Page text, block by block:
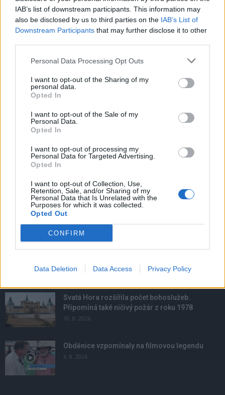
IAB’s list of downstream participants. This information may
also be disclosed by us to third parties on the IAB’s List of
Downstream Participants that may further disclose it to other
Personal Data Processing Opt Outs
I want to opt-out of the Sharing of my
personal data.
Opted In
I want to opt-out of the Sale of my
Personal Data.
Opted In
I want to opt-out of processing my
Personal Data for Targeted Advertising.
Opted In
I want to opt-out of Collection, Use,
Retention, Sale, and/or Sharing of my
Personal Data that Is Unrelated with the
Purposes for which it was collected.
Opted Out
CONFIRM
Data Deletion Data Access Privacy Policy
Zpravodajství
Živohošti
NOVINKY
Hygienici kontrolují dětské tábory. Více než
10. 8. 2026
Svatá Hora rozšířila počet bohoslužeb.
Připomíná také ničivý požár z roku 1978
10. 8. 2026
Obděnice vzpomínaly na filmovou legendu
6. 8. 2026